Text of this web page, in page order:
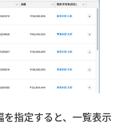
指定すると、一覧表示